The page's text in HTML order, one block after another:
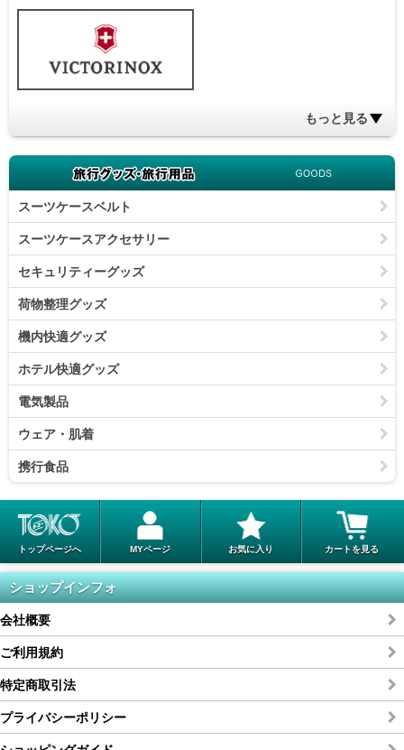
もっと見る
スーツケースベルト
スーツケースアクセサリー
セキュリティーグッズ
荷物整理グッズ
機内快適グッズ
ホテル快適グッズ
電気製品
ウェア・肌着
携行食品
トップページへ MYページ お気に入り カートを見る
ショップインフォ
会社概要
ご利用規約
特定商取引法
プライバシーポリシー